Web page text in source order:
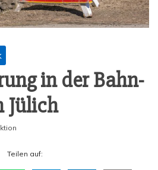
in der Bahn­
Jülich
Tei­len auf: